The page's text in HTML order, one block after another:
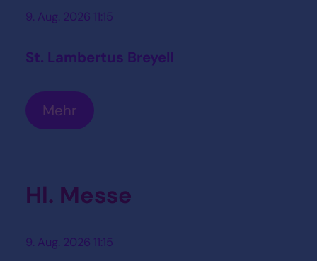
9. Aug. 2026 11:15
St. Lambertus Breyell
Mehr
Hl. Messe
9. Aug. 2026 11:15